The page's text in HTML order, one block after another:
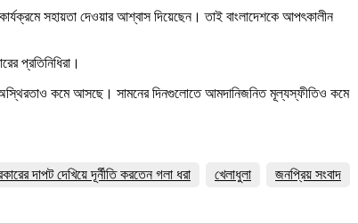
সহায়তা দেওয়ার আশ্বাস দিয়েছেন। তাই বাংলাদেশকে আপৎকালীন
প্রতিনিধিরা।
অস্থিরতাও কমে আসছে। সামনের দিনগুলোতে আমদানিজনিত মূল্যস্ফীতিও কমে
দাপট দেখিয়ে দূর্নীতি করতেন গলা ধরা খেলাধুলা
জনপ্রিয় সংবাদ